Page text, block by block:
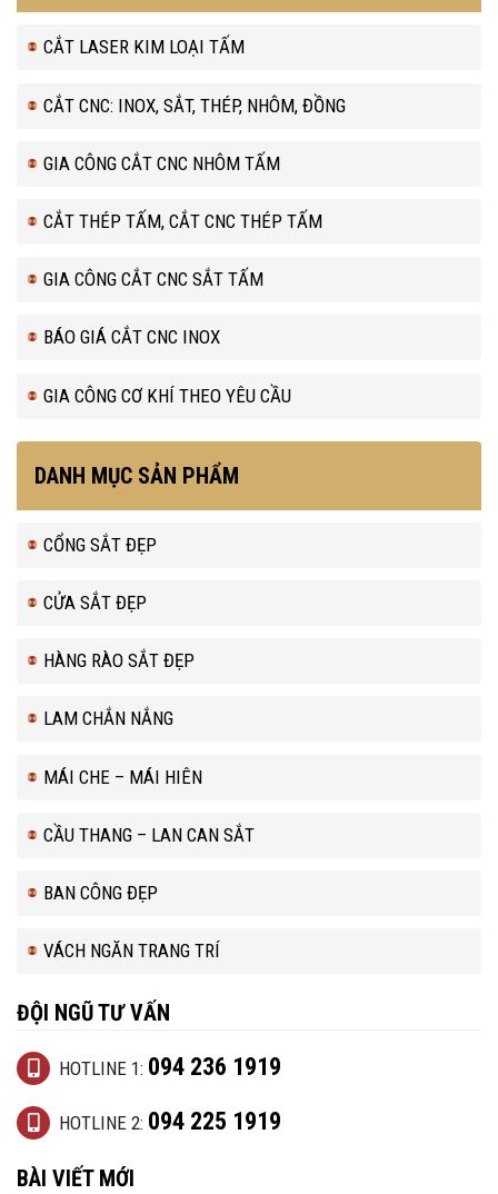
CẮT LASER KIM LOẠI TẤM
CẮT CNC: INOX, SẮT, THÉP, NHÔM, ĐỒNG
GIA CÔNG CẮT CNC NHÔM TẤM
CẮT THÉP TẤM, CẮT CNC THÉP TẤM
GIA CÔNG CẮT CNC SẮT TẤM
BÁO GIÁ CẮT CNC INOX
GIA CÔNG CƠ KHÍ THEO YÊU CẦU
DANH MỤC SẢN PHẨM
CỔNG SẮT ĐẸP
CỬA SẮT ĐẸP
HÀNG RÀO SẮT ĐẸP
LAM CHẮN NẮNG
MÁI CHE – MÁI HIÊN
CẦU THANG – LAN CAN SẮT
BAN CÔNG ĐẸP
VÁCH NGĂN TRANG TRÍ
ĐỘI NGŨ TƯ VẤN
HOTLINE 1: 094 236 1919
HOTLINE 2: 094 225 1919
BÀI VIẾT MỚI